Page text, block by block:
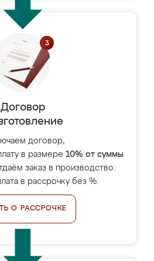
Договор
договор,
в размере 10% от суммы
заказ в производство.
в рассрочку без %.
О РАССРОЧКЕ